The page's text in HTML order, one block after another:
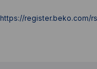
https://register.beko.com/